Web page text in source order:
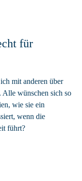
für
mit anderen über
Alle wünschen sich so
wie sie ein
wenn die
führt?